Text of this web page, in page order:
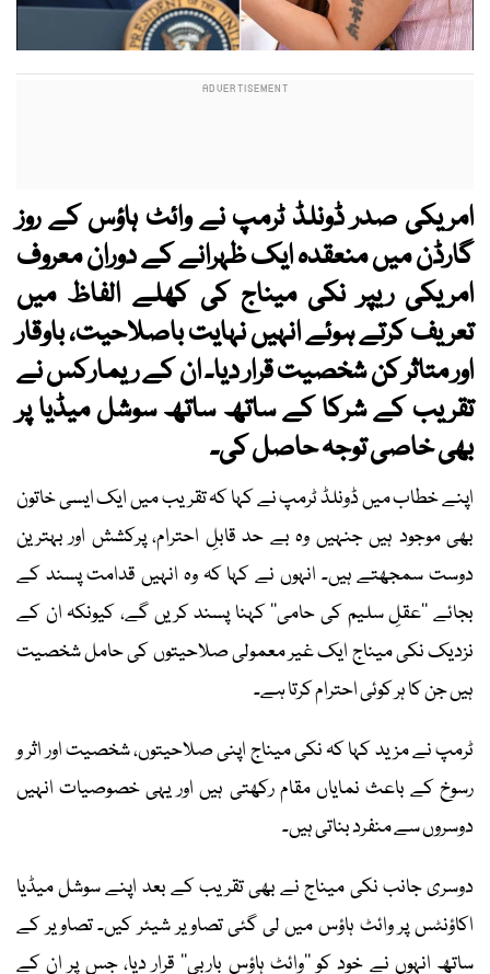
امریکی صدر ڈونلڈ ٹرمپ نے وائٹ ہاؤس کے روز
گارڈن میں منعقدہ ایک ظہرانے کے دوران معروف
امریکی ریپر نکی میناج کی کھلے الفاظ میں
تعریف کرتے ہوئے انہیں نہایت باصلاحیت، باوقار
اور متاثر کن شخصیت قرار دیا۔ ان کے ریمارکس نے
تقریب کے شرکا کے ساتھ ساتھ سوشل میڈیا پر
بھی خاصی توجہ حاصل کی۔
اپنے خطاب میں ڈونلڈ ٹرمپ نے کہا کہ تقریب میں ایک ایسی خاتون
بھی موجود ہیں جنہیں وہ بے حد قابلِ احترام، پرکشش اور بہترین
دوست سمجھتے ہیں۔ انہوں نے کہا کہ وہ انہیں قدامت پسند کے
بجائے ’’عقلِ سلیم کی حامی‘‘ کہنا پسند کریں گے، کیونکہ ان کے
نزدیک نکی میناج ایک غیر معمولی صلاحیتوں کی حامل شخصیت
ہیں جن کا ہر کوئی احترام کرتا ہے۔
ٹرمپ نے مزید کہا کہ نکی میناج اپنی صلاحیتوں، شخصیت اور اثر و
رسوخ کے باعث نمایاں مقام رکھتی ہیں اور یہی خصوصیات انہیں
دوسروں سے منفرد بناتی ہیں۔
دوسری جانب نکی میناج نے بھی تقریب کے بعد اپنے سوشل میڈیا
اکاؤنٹس پر وائٹ ہاؤس میں لی گئی تصاویر شیئر کیں۔ تصاویر کے
ساتھ انہوں نے خود کو ’’وائٹ ہاؤس باربی‘‘ قرار دیا، جس پر ان کے